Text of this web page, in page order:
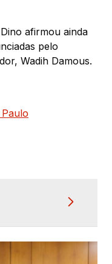
afirmou ainda
pelo
Wadih Damous.